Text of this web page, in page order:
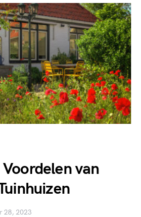
van
28, 2023